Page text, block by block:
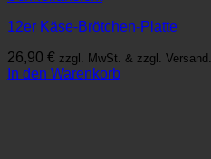
12er Käse-Brötchen-Platte
26,90 € zzgl. MwSt. & zzgl. Versand.
In den Warenkorb